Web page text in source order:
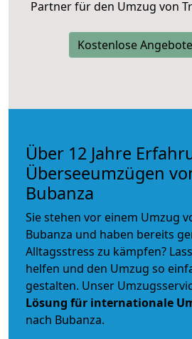
Partner für den Umzug von
Kostenlose
Über 12 Jahre
Überseeumzügen
Bubanza
Sie stehen vor einem Umzug
Bubanza und haben bereits
Alltagsstress zu kämpfen?
helfen und den Umzug so
gestalten. Unser
Lösung für internationale
nach Bubanza.